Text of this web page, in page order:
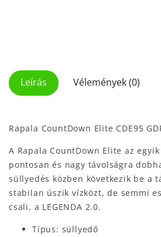
Leírás Vélemények (0)
Rapala CountDown Elite CDE95
A Rapala CountDown Elite az
pontosan és nagy távolságra
süllyedés közben következik be a
stabilan úszik vízközt, de semmi
csali, a LEGENDA 2.0.
Típus: süllyedő